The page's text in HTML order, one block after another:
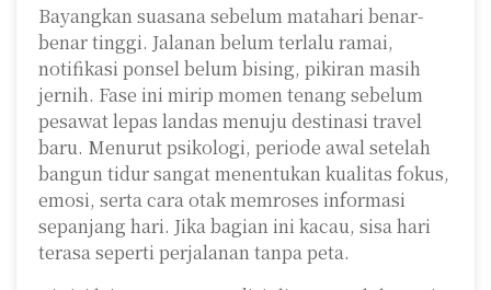
Bayangkan suasana sebelum matahari benar-
benar tinggi. Jalanan belum terlalu ramai,
notifikasi ponsel belum bising, pikiran masih
jernih. Fase ini mirip momen tenang sebelum
pesawat lepas landas menuju destinasi travel
baru. Menurut psikologi, periode awal setelah
bangun tidur sangat menentukan kualitas fokus,
emosi, serta cara otak memroses informasi
sepanjang hari. Jika bagian ini kacau, sisa hari
terasa seperti perjalanan tanpa peta.